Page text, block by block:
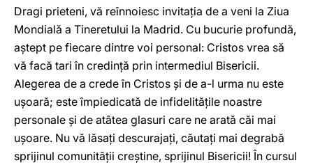
Dragi prieteni, vă reînnoiesc invitaţia de a veni la Ziua
Mondială a Tineretului la Madrid. Cu bucurie profundă,
aştept pe fiecare dintre voi personal: Cristos vrea să
vă facă tari în credinţă prin intermediul Bisericii.
Alegerea de a crede în Cristos şi de a-l urma nu este
uşoară; este împiedicată de infidelităţile noastre
personale şi de atâtea glasuri care ne arată căi mai
uşoare. Nu vă lăsaţi descurajaţi, căutaţi mai degrabă
sprijinul comunităţii creştine, sprijinul Bisericii! În cursul